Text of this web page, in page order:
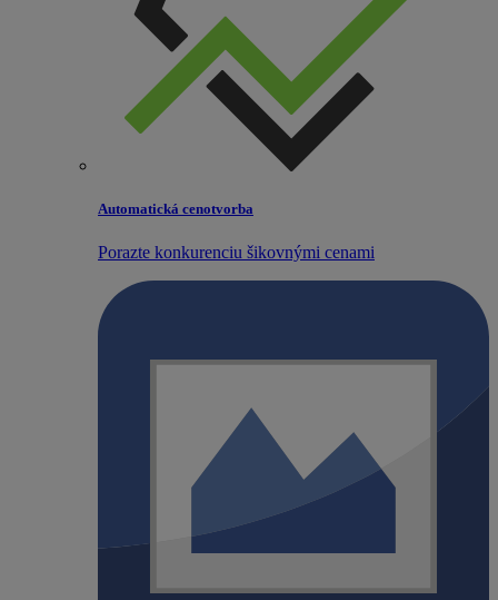
Automatická cenotvorba
Porazte konkurenciu šikovnými cenami